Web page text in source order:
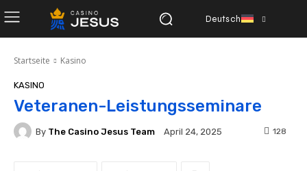
Deutsch
Startseite Kasino
KASINO
Veteranen-Leistungsseminare
By The Casino Jesus Team April 24, 2025 128